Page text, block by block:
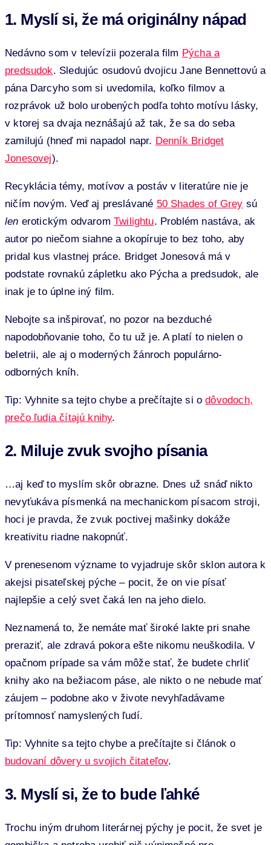
1. Myslí si, že má originálny nápad
Nedávno som v televízii pozerala film Pýcha a
predsudok. Sledujúc osudovú dvojicu Jane Bennettovú a
pána Darcyho som si uvedomila, koľko filmov a
rozprávok už bolo urobených podľa tohto motívu lásky,
v ktorej sa dvaja neznášajú až tak, že sa do seba
zamilujú (hneď mi napadol napr. Denník Bridget
Jonesovej).
Recyklácia témy, motívov a postáv v literatúre nie je
ničím novým. Veď aj preslávané 50 Shades of Grey sú
len erotickým odvarom Twilightu. Problém nastáva, ak
autor po niečom siahne a okopíruje to bez toho, aby
pridal kus vlastnej práce. Bridget Jonesová má v
podstate rovnakú zápletku ako Pýcha a predsudok, ale
inak je to úplne iný film.
Nebojte sa inšpirovať, no pozor na bezduché
napodobňovanie toho, čo tu už je. A platí to nielen o
beletrii, ale aj o moderných žánroch populárno-
odborných kníh.
Tip: Vyhnite sa tejto chybe a prečítajte si odôvodoch,
prečo ľudia čítajú knihy.
2. Miluje zvuk svojho písania
…aj keď to myslím skôr obrazne. Dnes už snáď nikto
nevyťukáva písmenká na mechanickom písacom stroji,
hoci je pravda, že zvuk poctivej mašinky dokáže
kreativitu riadne nakopnúť.
V prenesenom význame to vyjadruje skôr sklon autora k
akejsi pisateľskej pýche – pocit, že on vie písať
najlepšie a celý svet čaká len na jeho dielo.
Neznamená to, že nemáte mať široké lakte pri snahe
preraziť, ale zdravá pokora ešte nikomu neuškodila. V
opačnom prípade sa vám môže stať, že budete chrliť
knihy ako na bežiacom páse, ale nikto o ne nebude mať
záujem – podobne ako v živote nevyhľadávame
prítomnosť namyslených ľudí.
Tip: Vyhnite sa tejto chybe a prečítajte si článok o
budovaní dôvery u svojich čitateľov.
3. Myslí si, že to bude ľahké
Trochu iným druhom literárnej pýchy je pocit, že svet je